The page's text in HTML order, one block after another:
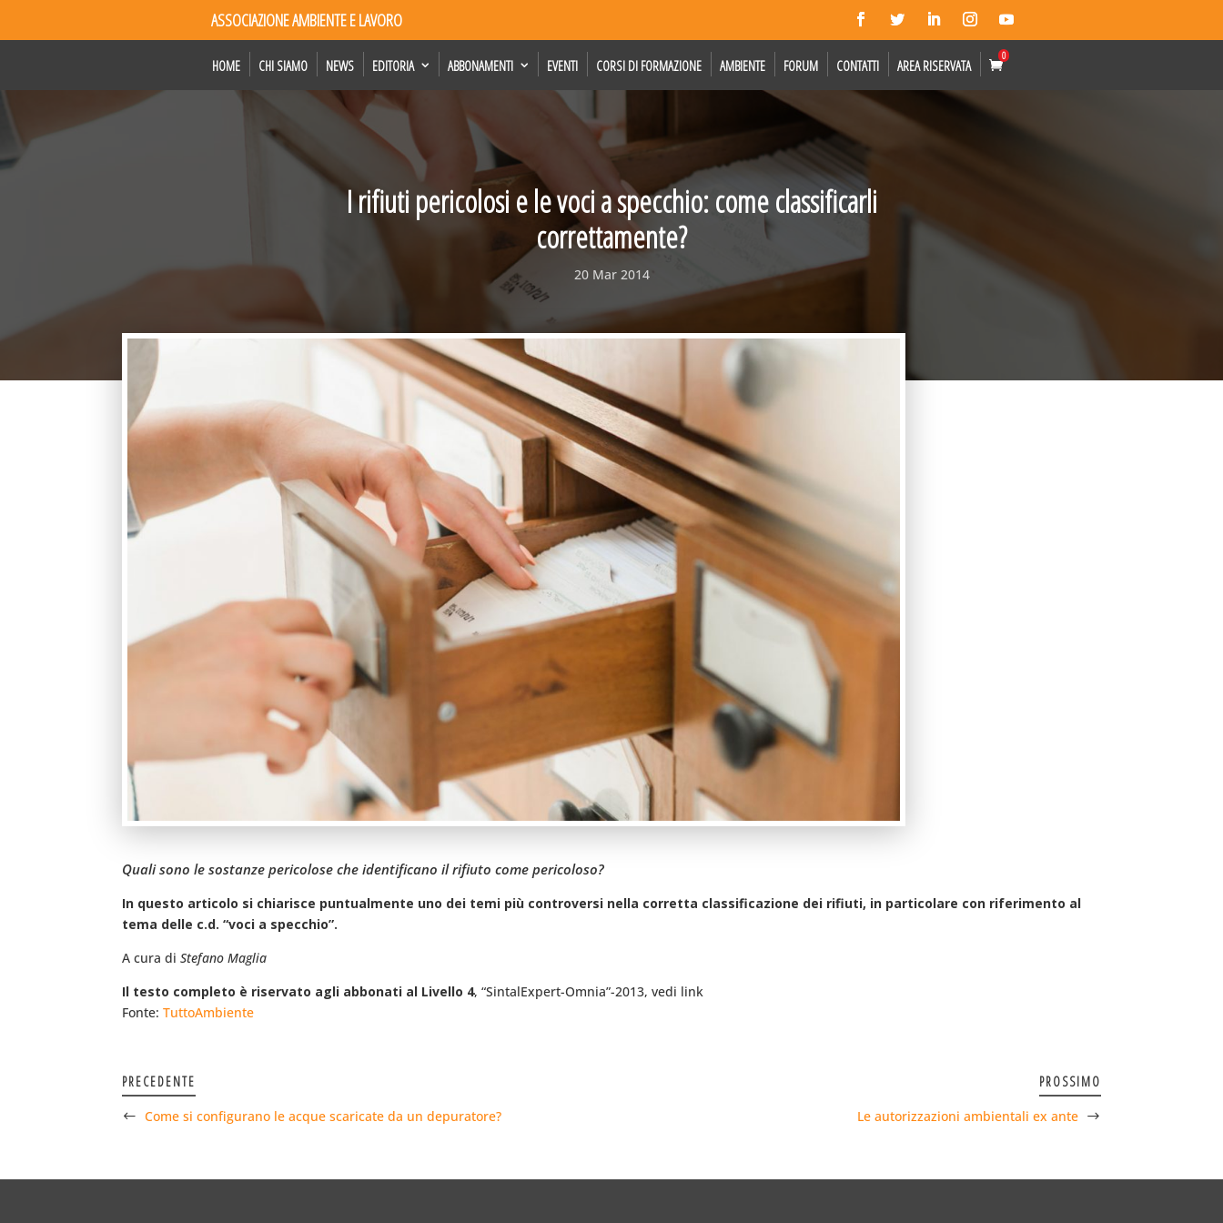
ASSOCIAZIONE AMBIENTE E LAVORO
HOME CHI SIAMO NEWS EDITORIA ABBONAMENTI EVENTI CORSI DI FORMAZIONE AMBIENTE FORUM CONTATTI AREA RISERVATA
0
I rifiuti pericolosi e le voci a specchio: come classificarli
correttamente?
20 Mar 2014
Quali sono le sostanze pericolose che identificano il rifiuto come pericoloso?
In questo articolo si chiarisce puntualmente uno dei temi più controversi nella corretta classificazione dei rifiuti, in particolare con riferimento al
tema delle c.d. “voci a specchio”.
A cura diStefano Maglia
Il testo completo è riservato agli abbonati al Livello 4, “SintalExpert-Omnia”-2013, vedi link
Fonte:TuttoAmbiente
PRECEDENTE
Come si configurano le acque scaricate da un depuratore?
PROSSIMO
Le autorizzazioni ambientali ex ante